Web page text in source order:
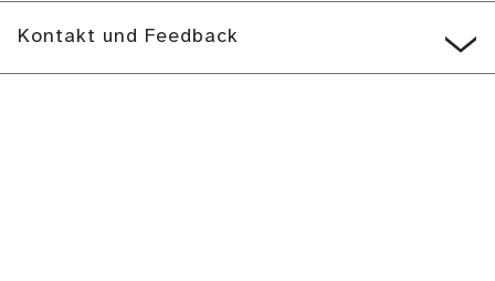
Kontakt und Feedback